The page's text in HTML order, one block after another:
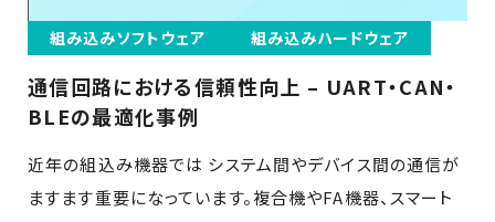
組み込みソフトウェア 組み込みハードウェア
通信回路における信頼性向上 – UART・CAN・
BLEの最適化事例
近年の組込み機器では システム間やデバイス間の通信が
ますます重要になっています。複合機やFA機器、スマート